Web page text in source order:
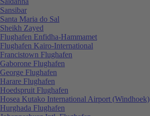
Sansibar
Santa Maria do Sal
Sheikh Zayed
Flughafen Enfidha-Hammamet
Flughafen Kairo-International
Francistown Flughafen
Gaborone Flughafen
George Flughafen
Harare Flughafen
Hoedspruit Flughafen
Hosea Kutako International Airport (Windhoek)
Hurghada Flughafen